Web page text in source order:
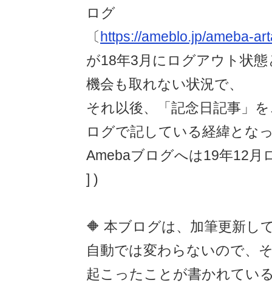
ログ
〔 https://ameblo.jp/ameba-
が18年3月にログアウト状
機会も取れない状況で、
それ以後、「記念日記事」
ログで記している経緯とな
Amebaブログへは19年12月
] )
🔶 本ブログは、加筆更新し
自動では変わらないので、
起こったことが書かれてい